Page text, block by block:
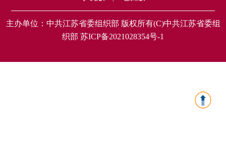
主办单位：中共江苏省委组织部 版权所有(C)中共江苏省委组
织部 苏ICP备2021028354号-1